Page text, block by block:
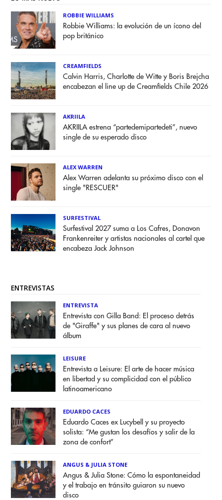
ROBBIE WILLIAMS
Robbie Williams: la evolución de un ícono del
pop británico
CREAMFIELDS
Calvin Harris, Charlotte de Witte y Boris Brejcha
encabezan el line up de Creamfields Chile 2026
AKRIILA
AKRIILA estrena “partedemipartedeti”, nuevo
single de su esperado disco
ALEX WARREN
Alex Warren adelanta su próximo disco con el
single "RESCUER"
SURFESTIVAL
Surfestival 2027 suma a Los Cafres, Donavon
Frankenreiter y artistas nacionales al cartel que
encabeza Jack Johnson
ENTREVISTAS
ENTREVISTA
Entrevista con Gilla Band: El proceso detrás
de "Giraffe" y sus planes de cara al nuevo
álbum
LEISURE
Entrevista a Leisure: El arte de hacer música
en libertad y su complicidad con el público
latinoamericano
EDUARDO CACES
Eduardo Caces ex Lucybell y su proyecto
solista: “Me gustan los desafíos y salir de la
zona de confort”
ANGUS & JULIA STONE
Angus & Julia Stone: Cómo la espontaneidad
y el trabajo en tránsito guiaron su nuevo
disco